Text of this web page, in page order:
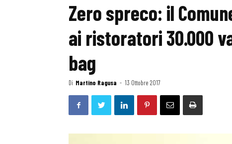
Zero spreco: il
ai ristoratori 30.000
bag
Di Martino Ragusa - 13 Ottobre 2017